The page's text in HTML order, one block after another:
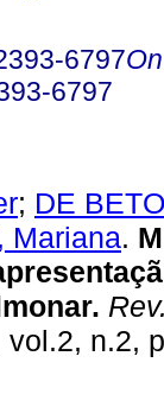
6797
6797
; DE
Mariana.
n.2,